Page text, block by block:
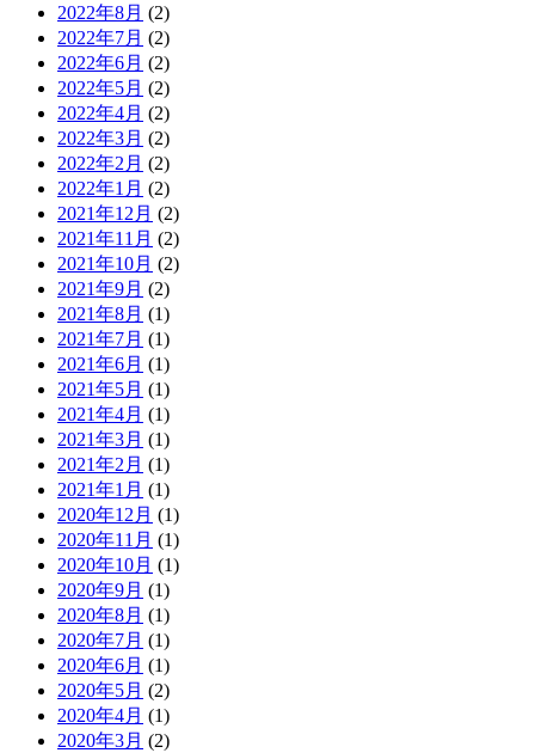
2022年8月 (2)
2022年7月 (2)
2022年6月 (2)
2022年5月 (2)
2022年4月 (2)
2022年3月 (2)
2022年2月 (2)
2022年1月 (2)
2021年12月 (2)
2021年11月 (2)
2021年10月 (2)
2021年9月 (2)
2021年8月 (1)
2021年7月 (1)
2021年6月 (1)
2021年5月 (1)
2021年4月 (1)
2021年3月 (1)
2021年2月 (1)
2021年1月 (1)
2020年12月 (1)
2020年11月 (1)
2020年10月 (1)
2020年9月 (1)
2020年8月 (1)
2020年7月 (1)
2020年6月 (1)
2020年5月 (2)
2020年4月 (1)
2020年3月 (2)